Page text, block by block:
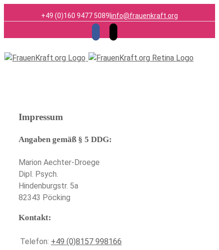
+49 (0)160 9477 5089 info@frauenkraft.org
Impressum
Angaben gemäß § 5 DDG:
Marion Aechter-Droege
Dipl. Psych.
Hindenburgstr. 5a
82343 Pöcking
Kontakt:
Telefon: +49 (0)8157 998166